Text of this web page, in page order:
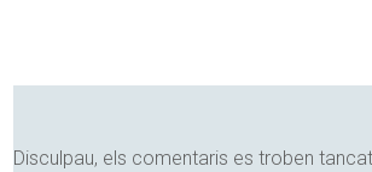
Disculpau, els comentaris es troben